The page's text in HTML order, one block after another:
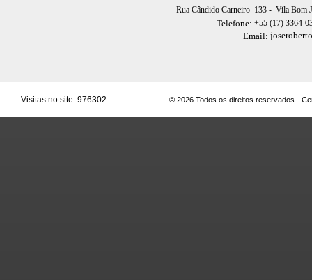
Rua Cândido Carneiro 133 - Vila Bom
Telefone: +55 (17) 3364-
Email:
Visitas no site: 976302 © 2026 Todos os direitos reservados -